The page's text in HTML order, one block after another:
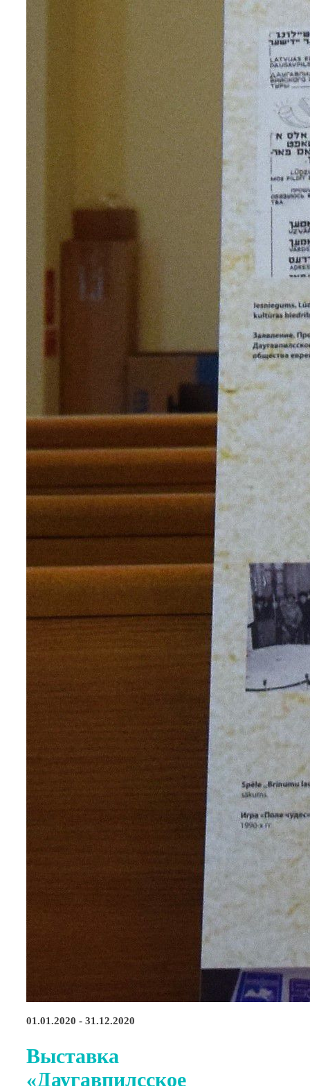
01.01.2020 - 31.12.2020
Выставка
«Даугавпилсское